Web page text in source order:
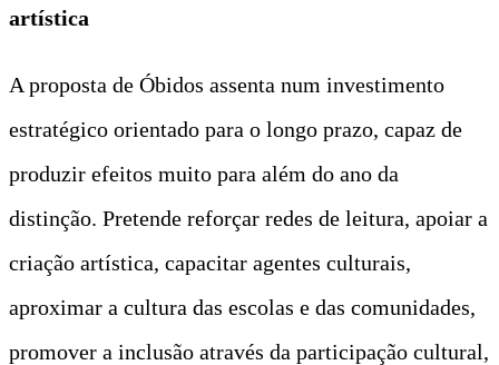
artística
A proposta de Óbidos assenta num investimento
estratégico orientado para o longo prazo, capaz de
produzir efeitos muito para além do ano da
distinção. Pretende reforçar redes de leitura, apoiar a
criação artística, capacitar agentes culturais,
aproximar a cultura das escolas e das comunidades,
promover a inclusão através da participação cultural,